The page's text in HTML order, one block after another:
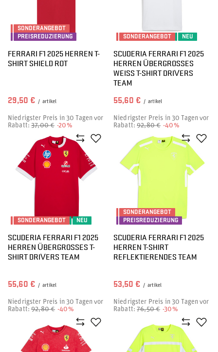
SONDERANGEBOT
PREISREDUZIERUNG
FERRARI F1 2025 HERREN T-
SHIRT SHIELD ROT
29,50 € / artikel
Niedrigster Preis in 30 Tagen vor
Rabatt:37,00 € -20%
SONDERANGEBOT NEU
SCUDERIA FERRARI F1 2025
HERREN ÜBERGROSSES W
EISS T-SHIRT DRIVERS TE
AM
55,60 € / artikel
Niedrigster Preis in 30 Tagen vor
Rabatt:92,80 € -40%
SONDERANGEBOT NEU
SCUDERIA FERRARI F1 2025
HERREN ÜBERGROSSES T-S
HIRT DRIVERS TEAM
55,60 € / artikel
Niedrigster Preis in 30 Tagen vor
Rabatt:92,80 € -40%
SONDERANGEBOT
PREISREDUZIERUNG
SCUDERIA FERRARI F1 2025
HERREN T-SHIRT
REFLEKTIERENDES TEAM
53,50 € / artikel
Niedrigster Preis in 30 Tagen vor
Rabatt:76,50 € -30%